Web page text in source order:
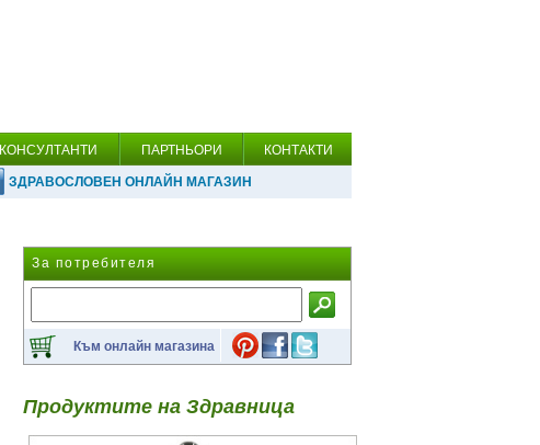
КОНСУЛТАНТИ ПАРТНЬОРИ КОНТАКТИ
ЗДРАВОСЛОВЕН ОНЛАЙН МАГАЗИН
За потребителя
Към онлайн магазина
Продуктите на Здравница